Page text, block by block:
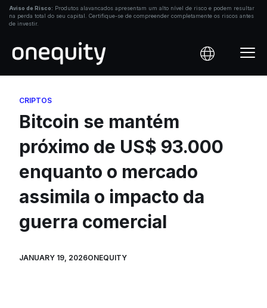
SkipAviso de Risco: Produtos alavancados apresentam um alto nível de risco e podem resultar
na perda total do seu capital. Certifique-se de compreender completamente os riscos antes
de investir.
CRIPTOS
Bitcoin se mantém
próximo de US$ 93.000
enquanto o mercado
assimila o impacto da
guerra comercial
JANUARY 19, 2026ONEQUITY